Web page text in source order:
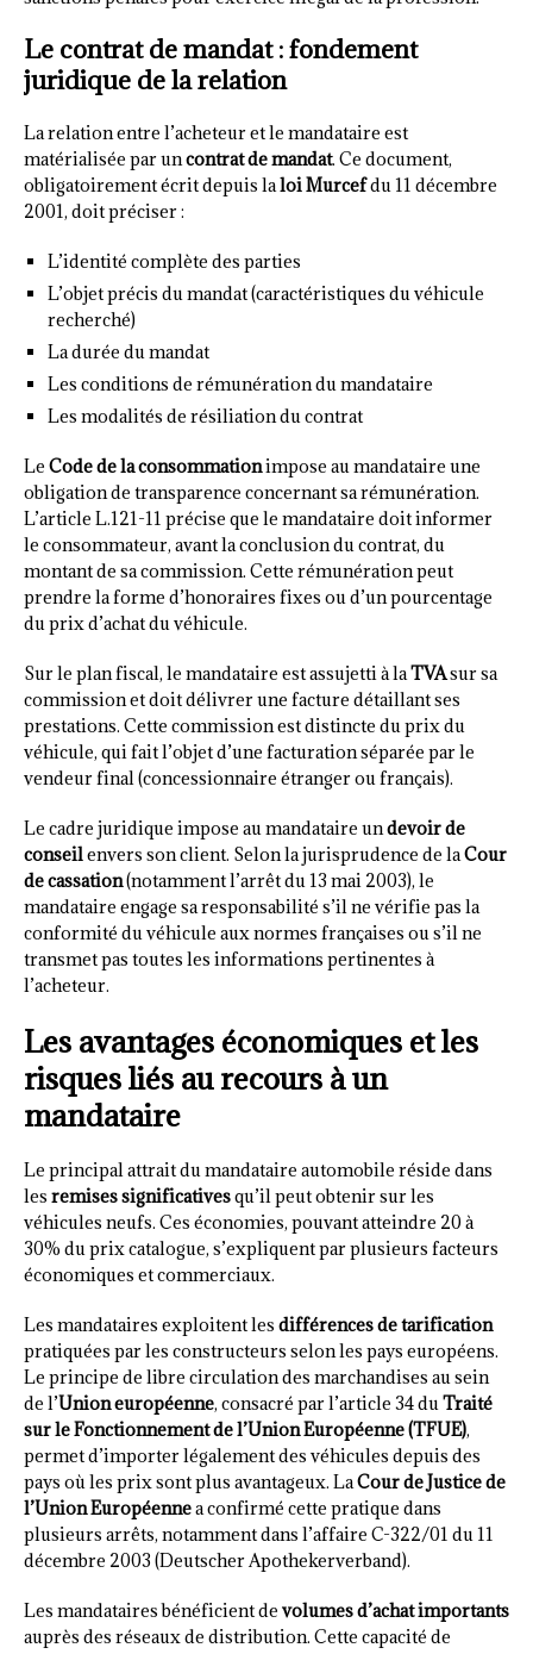
Le contrat de mandat : fondement
juridique de la relation
La relation entre l’acheteur et le mandataire est
matérialisée par uncontrat de mandat. Ce document,
obligatoirement écrit depuis laloi Murcefdu 11 décembre
2001, doit préciser :
L’identité complète des parties
L’objet précis du mandat (caractéristiques du véhicule
recherché)
La durée du mandat
Les conditions de rémunération du mandataire
Les modalités de résiliation du contrat
Le Code de la consommationimpose au mandataire une
obligation de transparence concernant sa rémunération.
L’article L.121-11 précise que le mandataire doit informer
le consommateur, avant la conclusion du contrat, du
montant de sa commission. Cette rémunération peut
prendre la forme d’honoraires fixes ou d’un pourcentage
du prix d’achat du véhicule.
Sur le plan fiscal, le mandataire est assujetti à laTVAsur sa
commission et doit délivrer une facture détaillant ses
prestations. Cette commission est distincte du prix du
véhicule, qui fait l’objet d’une facturation séparée par le
vendeur final (concessionnaire étranger ou français).
Le cadre juridique impose au mandataire undevoir de
conseilenvers son client. Selon la jurisprudence de laCour
de cassation(notamment l’arrêt du 13 mai 2003), le
mandataire engage sa responsabilité s’il ne vérifie pas la
conformité du véhicule aux normes françaises ou s’il ne
transmet pas toutes les informations pertinentes à
l’acheteur.
Les avantages économiques et les
risques liés au recours à un
mandataire
Le principal attrait du mandataire automobile réside dans
les remises significativesqu’il peut obtenir sur les
véhicules neufs. Ces économies, pouvant atteindre 20 à
30% du prix catalogue, s’expliquent par plusieurs facteurs
économiques et commerciaux.
Les mandataires exploitent les différences de tarification
pratiquées par les constructeurs selon les pays européens.
Le principe de libre circulation des marchandises au sein
de l’Union européenne, consacré par l’article 34 duTraité
sur le Fonctionnement de l’Union Européenne (TFUE),
permet d’importer légalement des véhicules depuis des
pays où les prix sont plus avantageux. LaCour de Justice de
l’Union Européennea confirmé cette pratique dans
plusieurs arrêts, notamment dans l’affaire C-322/01 du 11
décembre 2003 (Deutscher Apothekerverband).
Les mandataires bénéficient de volumes d’achat importants
auprès des réseaux de distribution. Cette capacité de